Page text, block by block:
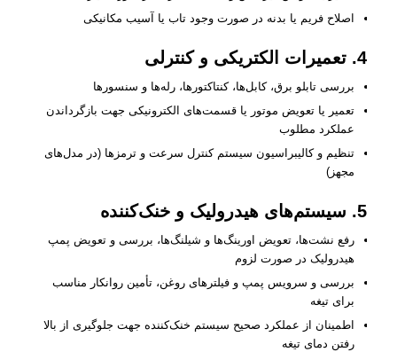
اصلاح فریم یا بدنه در صورت وجود تاب یا آسیب مکانیکی
4. تعمیرات الکتریکی و کنترلی
بررسی تابلو برق، کابل‌ها، کنتاکتورها، رله‌ها و سنسورها
تعمیر یا تعویض موتور یا قسمت‌های الکترونیکی جهت بازگرداندن
عملکرد مطلوب
تنظیم و کالیبراسیون سیستم کنترل سرعت و ترمزها (در مدل‌های
مجهز)
5. سیستم‌های هیدرولیک و خنک‌کننده
رفع نشت‌ها، تعویض اورینگ‌ها و شیلنگ‌ها، بررسی و تعویض پمپ
هیدرولیک در صورت لزوم
بررسی و سرویس پمپ و فیلترهای روغن، تأمین روانکار مناسب
برای تیغه
اطمینان از عملکرد صحیح سیستم خنک‌کننده جهت جلوگیری از بالا
رفتن دمای تیغه